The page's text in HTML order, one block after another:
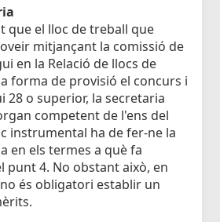
que el lloc de treball que
mitjançant la comissió de
en la Relació de llocs de
forma de provisió el concurs i
28 o superior, la secretaria
competent de l'ens del
instrumental ha de fer-ne la
en els termes a què fa
punt 4. No obstant això, en
és obligatori establir un